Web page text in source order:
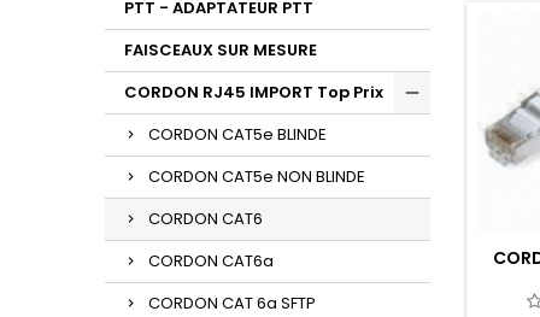
PTT - ADAPTATEUR PTT
FAISCEAUX SUR MESURE
CORDON RJ45 IMPORT Top Prix
CORDON CAT5e BLINDE
CORDON CAT5e NON BLINDE
CORDON CAT6
CORDON CAT6a
CORDON CAT 6a SFTP